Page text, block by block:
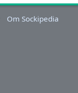
Om Sockipedia